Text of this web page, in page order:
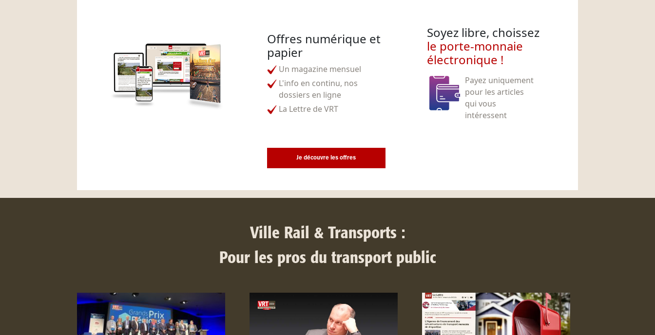
Offres numérique et
papier
Un magazine mensuel
L'info en continu, nos
dossiers en ligne
La Lettre de VRT
Soyez libre, choissez
le porte-monnaie
électronique !
Payez uniquement
pour les articles
qui vous
intéressent
Je découvre les offres
Ville Rail & Transports :
Pour les pros du transport public